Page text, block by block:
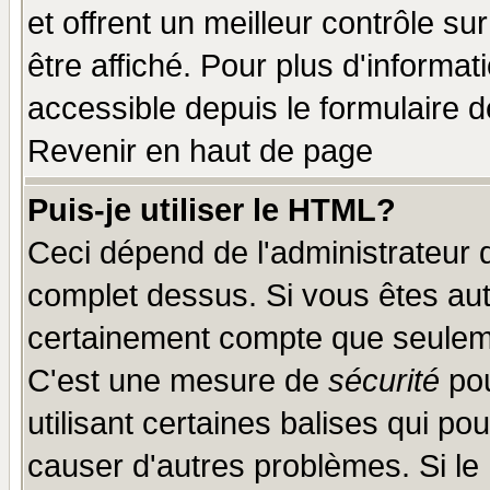
et offrent un meilleur contrôle
être affiché. Pour plus
accessible depuis le formulaire
Revenir en haut de page
Puis-je utiliser le HTML?
Ceci dépend de l'administrateur
complet dessus. Si vous êtes
certainement compte que
C'est une mesure de sécurité
utilisant certaines balises qui
causer d'autres problèmes. Si